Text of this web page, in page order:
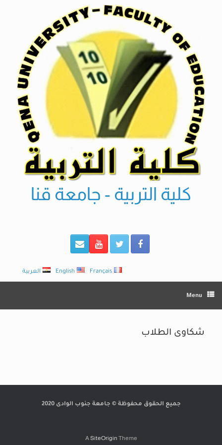
كلية التربية - جامعة قنا
العربية English Français
Menu
شكاوى الطلاب
جميع الحقوق محفوظة © جامعة جنوب الوادى 2020
A SiteOrigin Theme